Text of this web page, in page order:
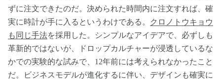
ずに注文できたのだ。決められた時間内に注文すれば、確
実に時計が手に入るというわけである。
クロノトウキョウ
も同じ手法を採用した。シンプルなアイデアで、必ずしも
革新的ではないが、ドロップカルチャーが浸透しているな
かでの実験的な試みで、12年前には考えられなかったこと
だ。ビジネスモデルが進化するに伴い、デザインも確実に